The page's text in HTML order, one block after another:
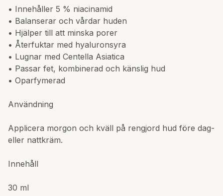
• Innehåller 5 % niacinamid
• Balanserar och vårdar huden
• Hjälper till att minska porer
• Återfuktar med hyaluronsyra
• Lugnar med Centella Asiatica
• Passar fet, kombinerad och känslig hud
• Oparfymerad
Användning
Applicera morgon och kväll på rengjord hud före dag-
eller nattkräm.
Innehåll
30 ml